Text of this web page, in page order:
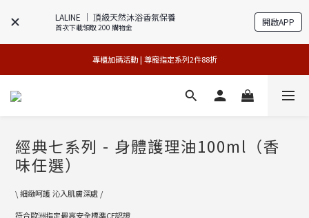
LALINE │ 頂級天然沐浴香氛保養
首次下載領取 200 購物金 開啟APP
買1送1特賣會 | 台中大遠百店 / 南紡店
買1送1特賣會 | 台中大遠百店 / 南紡店
專櫃加碼活動 | 尊寵指定系列2件88折
限量版紅心皇后 | 官網8/9搶先登場
經典七系列 - 身體護理油100ml（香
味任選）
\ 細緻呵護 沁入肌膚深處 /
符合歐洲指定最高安全標準CE認證